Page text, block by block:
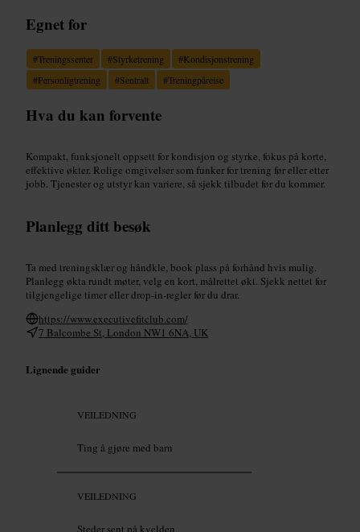
Egnet for
#Treningssenter #Styrketrening #Kondisjonstrening
#Personligtrening #Sentralt #Treningpåreise
Hva du kan forvente
Kompakt, funksjonelt oppsett for kondisjon og styrke, fokus på korte,
effektive økter. Rolige omgivelser som funker for trening før eller etter
jobb. Tjenester og utstyr kan variere, så sjekk tilbudet før du kommer.
Planlegg ditt besøk
Ta med treningsklær og håndkle, book plass på forhånd hvis mulig.
Planlegg økta rundt møter, velg en kort, målrettet økt. Sjekk nettet for
tilgjengelige timer eller drop-in-regler før du drar.
https://www.executivefitclub.com/
7 Balcombe St, London NW1 6NA, UK
Lignende guider
VEILEDNING
Ting å gjøre med barn
VEILEDNING
Steder sent på kvelden